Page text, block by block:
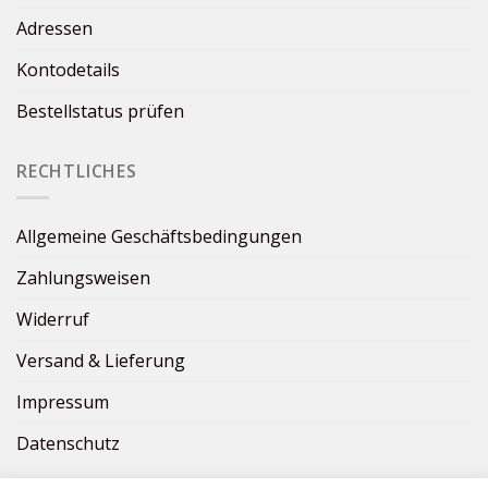
Adressen
Kontodetails
Bestellstatus prüfen
RECHTLICHES
Allgemeine Geschäftsbedingungen
Zahlungsweisen
Widerruf
Versand & Lieferung
Impressum
Datenschutz